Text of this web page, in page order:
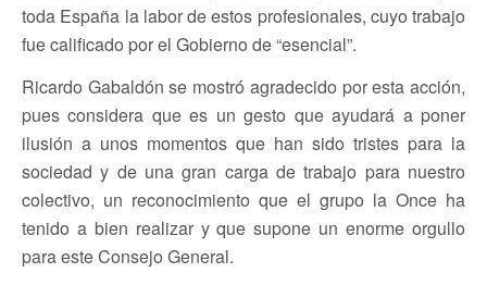
toda España la labor de estos profesionales, cuyo trabajo
fue calificado por el Gobierno de “esencial”.
Ricardo Gabaldón se mostró agradecido por esta acción,
pues considera que es un gesto que ayudará a poner
ilusión a unos momentos que han sido tristes para la
sociedad y de una gran carga de trabajo para nuestro
colectivo, un reconocimiento que el grupo la Once ha
tenido a bien realizar y que supone un enorme orgullo
para este Consejo General.